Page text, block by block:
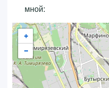
мной:
+
−